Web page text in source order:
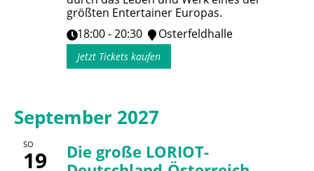
größten Entertainer Europas.
18:00 - 20:30
Osterfeldhalle
Jetzt Tickets kaufen
September 2027
SO
19
Die große LORIOT-